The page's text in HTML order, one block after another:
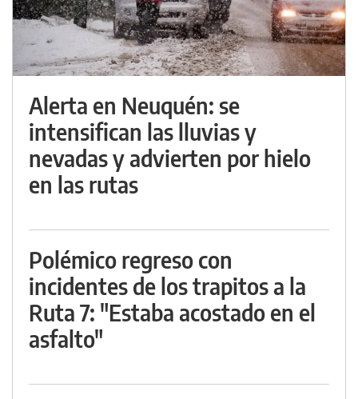
Alerta en Neuquén: se
intensifican las lluvias y
nevadas y advierten por hielo
en las rutas
Polémico regreso con
incidentes de los trapitos a la
Ruta 7: "Estaba acostado en el
asfalto"